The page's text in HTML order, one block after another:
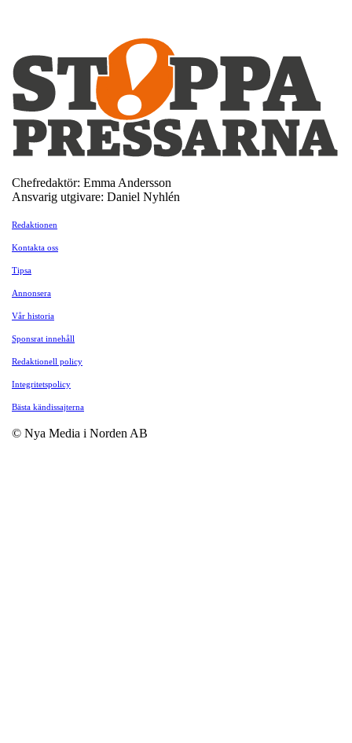
Chefredaktör: Emma Andersson
Ansvarig utgivare: Daniel Nyhlén
Redaktionen
Kontakta oss
Tipsa
Annonsera
Vår historia
Sponsrat innehåll
Redaktionell policy
Integritetspolicy
Bästa kändissajterna
© Nya Media i Norden AB